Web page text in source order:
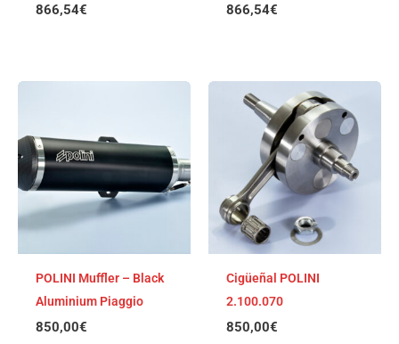
866,54€ 866,54€
POLINI Muffler – Black
Aluminium Piaggio
850,00€
Cigüeñal POLINI
2.100.070
850,00€